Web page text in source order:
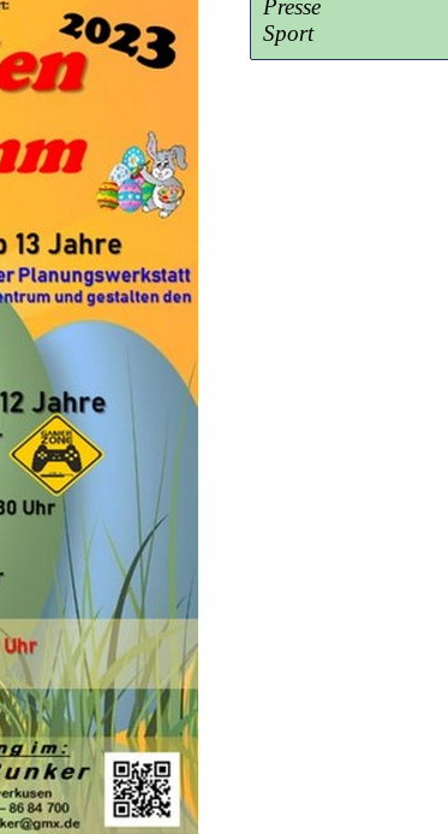
Presse
Sport